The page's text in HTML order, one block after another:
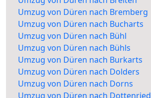
Umzug von Düren nach Bremberg
Umzug von Düren nach Bucharts
Umzug von Düren nach Bühl
Umzug von Düren nach Bühls
Umzug von Düren nach Burkarts
Umzug von Düren nach Dolders
Umzug von Düren nach Dorns
Umzug von Düren nach Dottenried